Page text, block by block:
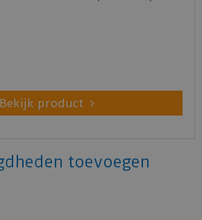
Bekijk product
toevoegen